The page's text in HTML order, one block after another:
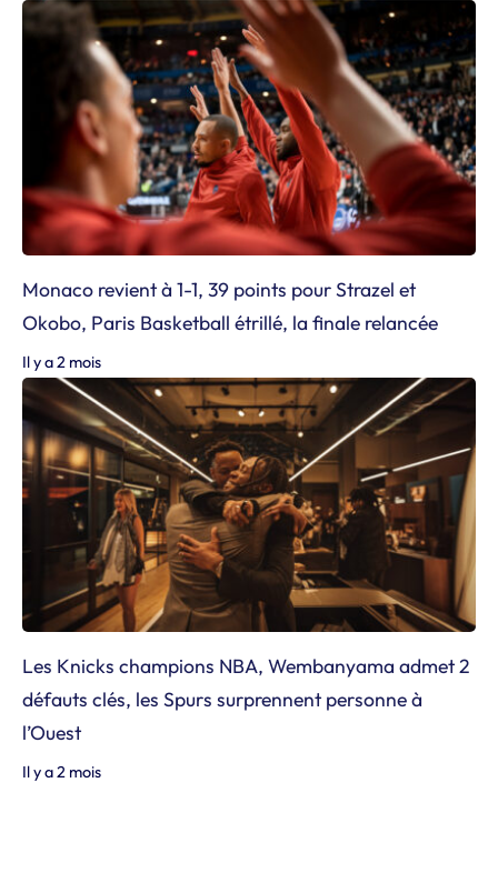
Monaco revient à 1-1, 39 points pour Strazel et
Okobo, Paris Basketball étrillé, la finale relancée
Il y a 2 mois
Les Knicks champions NBA, Wembanyama admet 2
défauts clés, les Spurs surprennent personne à
l’Ouest
Il y a 2 mois